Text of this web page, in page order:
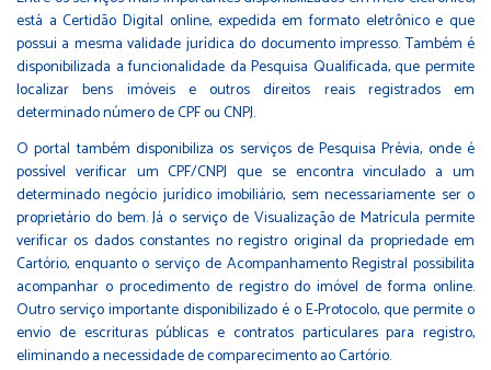
está a Certidão Digital online, expedida em formato eletrônico e que
possui a mesma validade jurídica do documento impresso. Também é
disponibilizada a funcionalidade da Pesquisa Qualificada, que permite
localizar bens imóveis e outros direitos reais registrados em
determinado número de CPF ou CNPJ.
O portal também disponibiliza os serviços de Pesquisa Prévia, onde é
possível verificar um CPF/CNPJ que se encontra vinculado a um
determinado negócio jurídico imobiliário, sem necessariamente ser o
proprietário do bem. Já o serviço de Visualização de Matrícula permite
verificar os dados constantes no registro original da propriedade em
Cartório, enquanto o serviço de Acompanhamento Registral possibilita
acompanhar o procedimento de registro do imóvel de forma online.
Outro serviço importante disponibilizado é o E-Protocolo, que permite o
envio de escrituras públicas e contratos particulares para registro,
eliminando a necessidade de comparecimento ao Cartório.